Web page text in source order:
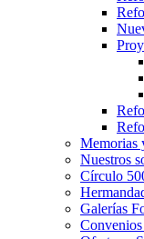
Memorias
Nuestros
Círculo
Galerías